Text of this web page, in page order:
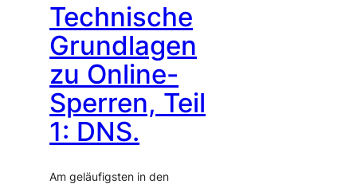
Technische
Grundlagen
zu Online-
Sperren, Teil
1: DNS.
Am geläufigsten in den